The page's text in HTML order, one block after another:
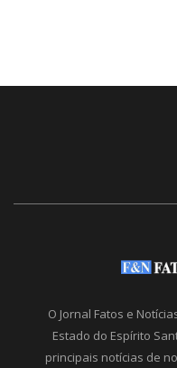
O Jornal Fatos e
Estado do Espírito
principais notícias de